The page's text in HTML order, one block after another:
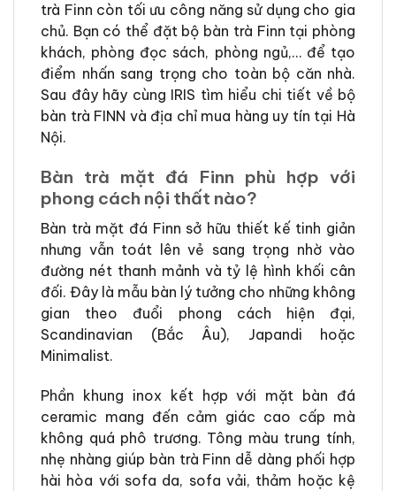
trà Finn còn tối ưu công năng sử dụng cho gia
chủ. Bạn có thể đặt bộ bàn trà Finn tại phòng
khách, phòng đọc sách, phòng ngủ,… để tạo
điểm nhấn sang trọng cho toàn bộ căn nhà.
Sau đây hãy cùng IRIS tìm hiểu chi tiết về bộ
bàn trà FINN và địa chỉ mua hàng uy tín tại Hà
Nội.
Bàn trà mặt đá Finn phù hợp với
phong cách nội thất nào?
Bàn trà mặt đá Finn sở hữu thiết kế tinh giản
nhưng vẫn toát lên vẻ sang trọng nhờ vào
đường nét thanh mảnh và tỷ lệ hình khối cân
đối. Đây là mẫu bàn lý tưởng cho những không
gian theo đuổi phong cách hiện đại,
Scandinavian (Bắc Âu), Japandi hoặc
Minimalist.
Phần khung inox kết hợp với mặt bàn đá
ceramic mang đến cảm giác cao cấp mà
không quá phô trương. Tông màu trung tính,
nhẹ nhàng giúp bàn trà Finn dễ dàng phối hợp
hài hòa với sofa da, sofa vải, thảm hoặc kệ